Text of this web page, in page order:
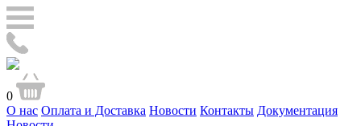
0
О нас Оплата и Доставка Новости Контакты Документация